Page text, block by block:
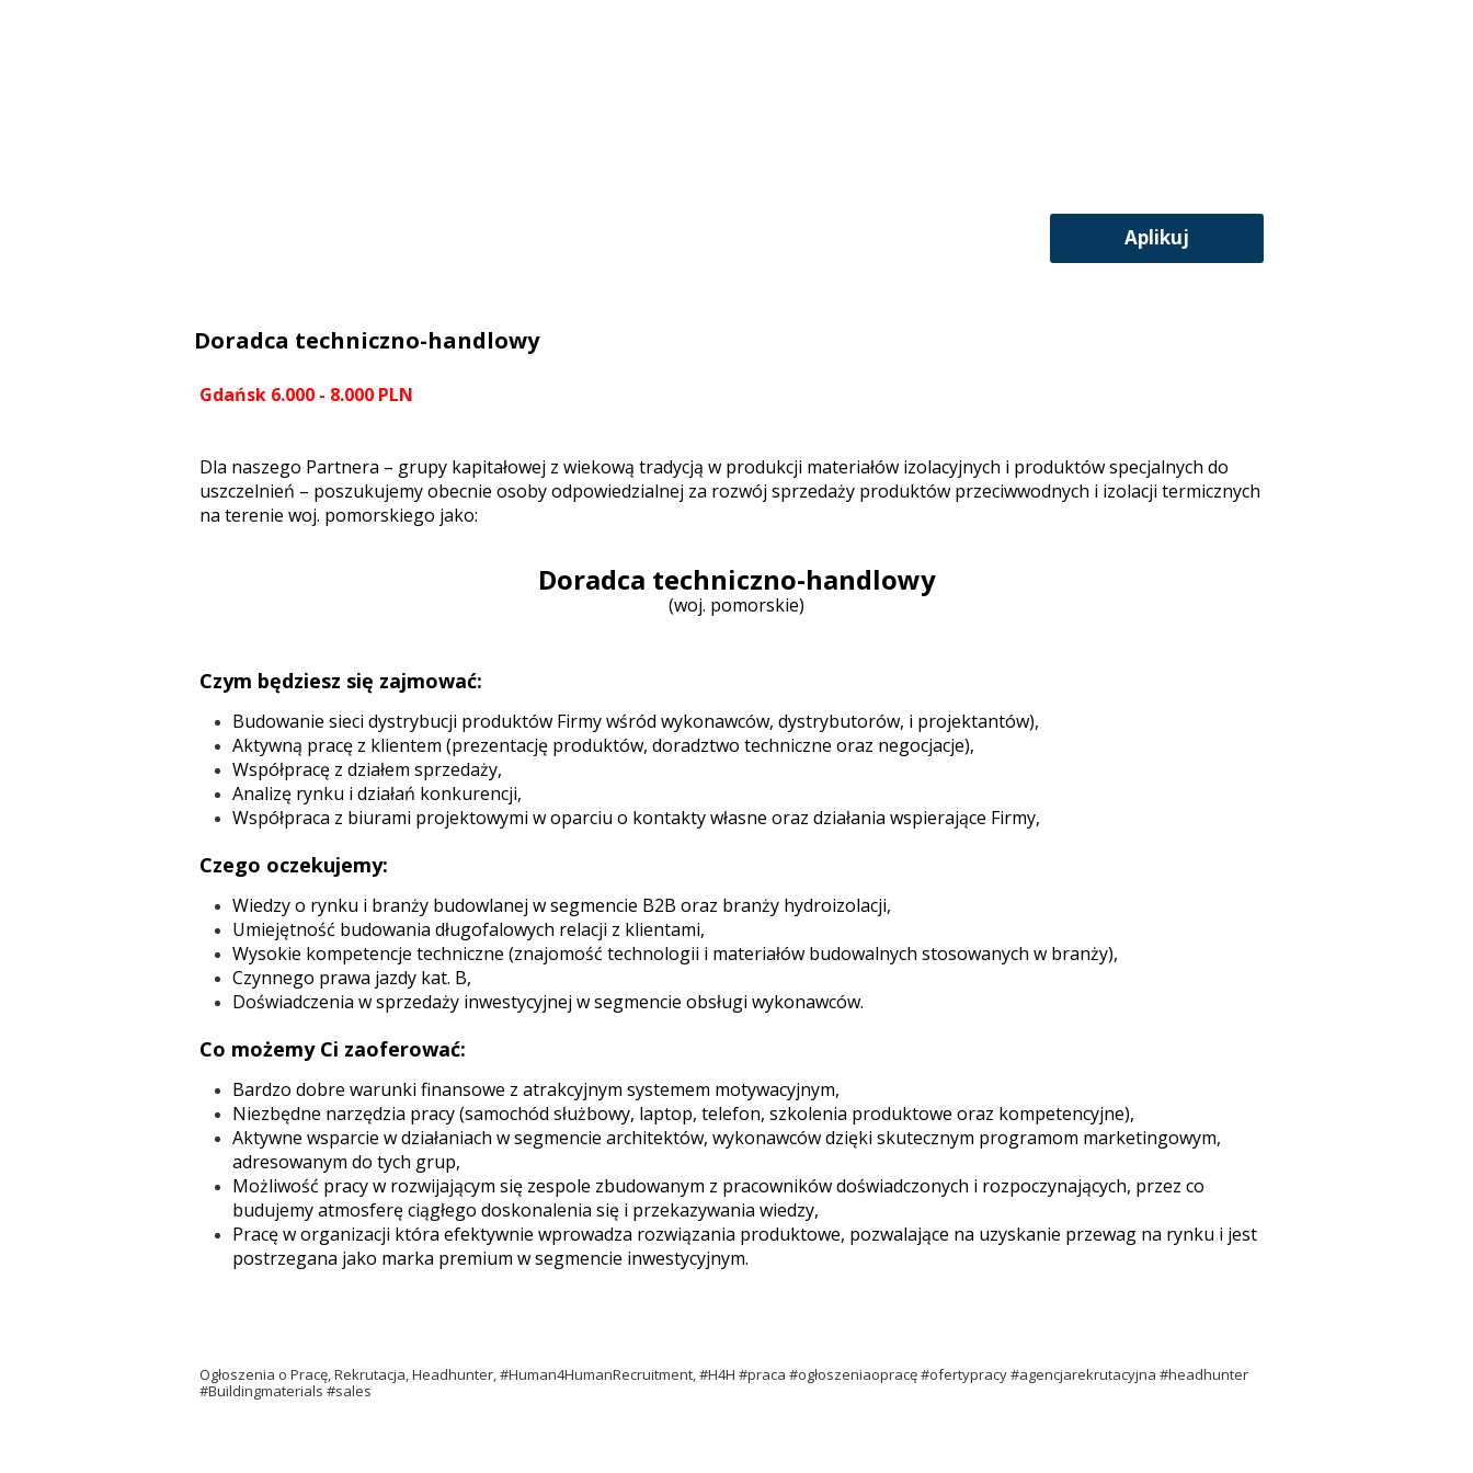
Aplikuj
Gdańsk 6.000 - 8.000 PLN
Dla naszego Partnera – grupy kapitałowej z wiekową tradycją w produkcji materiałów izolacyjnych i produktów specjalnych do
uszczelnień – poszukujemy obecnie osoby odpowiedzialnej za rozwój sprzedaży produktów przeciwwodnych i izolacji termicznych
na terenie woj. pomorskiego jako:
Doradca techniczno-handlowy
(woj. pomorskie)
Czym będziesz się zajmować:
Budowanie sieci dystrybucji produktów Firmy wśród wykonawców, dystrybutorów, i projektantów),
Aktywną pracę z klientem (prezentację produktów, doradztwo techniczne oraz negocjacje),
Współpracę z działem sprzedaży,
Analizę rynku i działań konkurencji,
Współpraca z biurami projektowymi w oparciu o kontakty własne oraz działania wspierające Firmy,
Czego oczekujemy:
Wiedzy o rynku i branży budowlanej w segmencie B2B oraz branży hydroizolacji,
Umiejętność budowania długofalowych relacji z klientami,
Wysokie kompetencje techniczne (znajomość technologii i materiałów budowalnych stosowanych w branży),
Czynnego prawa jazdy kat. B,
Doświadczenia w sprzedaży inwestycyjnej w segmencie obsługi wykonawców.
Co możemy Ci zaoferować:
Bardzo dobre warunki finansowe z atrakcyjnym systemem motywacyjnym,
Niezbędne narzędzia pracy (samochód służbowy, laptop, telefon, szkolenia produktowe oraz kompetencyjne),
Aktywne wsparcie w działaniach w segmencie architektów, wykonawców dzięki skutecznym programom marketingowym,
adresowanym do tych grup,
Możliwość pracy w rozwijającym się zespole zbudowanym z pracowników doświadczonych i rozpoczynających, przez co
budujemy atmosferę ciągłego doskonalenia się i przekazywania wiedzy,
Pracę w organizacji która efektywnie wprowadza rozwiązania produktowe, pozwalające na uzyskanie przewag na rynku i jest
postrzegana jako marka premium w segmencie inwestycyjnym.
Ogłoszenia o Pracę, Rekrutacja, Headhunter, #Human4HumanRecruitment, #H4H #praca #ogłoszeniaopracę #ofertypracy #agencjarekrutacyjna #headhunter
#Buildingmaterials #sales
Doradca techniczno-handlowy